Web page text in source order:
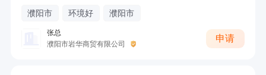
濮阳市 环境好 濮阳市
张总
濮阳市岩华商贸有限公司
申请